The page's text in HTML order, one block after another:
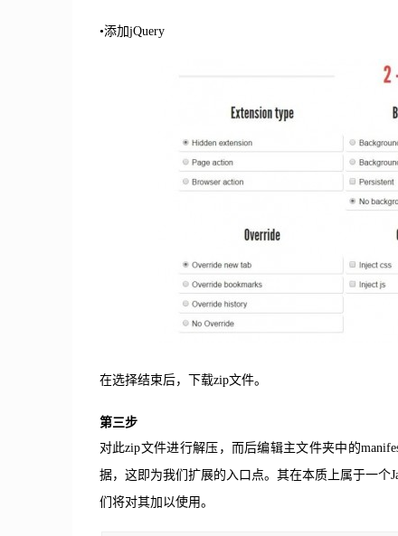
•添加jQuery
在选择结束后，下载zip文件。
第三步
对此zip文件进行解压，而后编辑主文件夹中的
据，这即为我们扩展的入口点。其在本质上属于一个
们将对其加以使用。